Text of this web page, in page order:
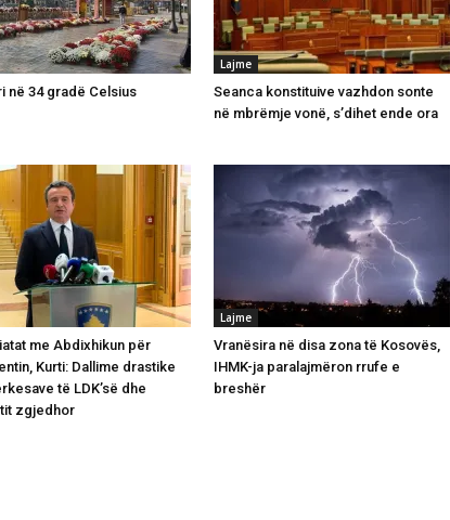
në 34 gradë Celsius
Lajme
Seanca konstituive vazhdon sonte
në mbrëmje vonë, s’dihet ende ora
me Abdixhikun për
Kurti: Dallime drastike
të LDK’së dhe
zgjedhor
Lajme
Vranësira në disa zona të Kosovës,
IHMK-ja paralajmëron rrufe e
breshër